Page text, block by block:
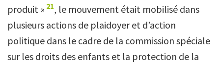
produit » 21, le mouvement était mobilisé dans
plusieurs actions de plaidoyer et d’action
politique dans le cadre de la commission spéciale
sur les droits des enfants et la protection de la